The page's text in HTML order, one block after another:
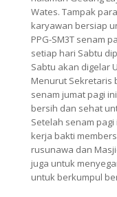
Wates. Tampak
karyawan bersiap
PPG-SM3T senam
setiap hari Sabtu
Sabtu akan digelar
Menurut Sekretaris
senam jumat pagi
bersih dan sehat
Setelah senam
kerja bakti
rusunawa dan
juga untuk
untuk berkumpul